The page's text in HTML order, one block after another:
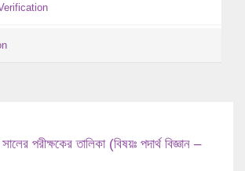
পরীক্ষকের তালিকা (বিষয়ঃ পদার্থ বিজ্ঞান –